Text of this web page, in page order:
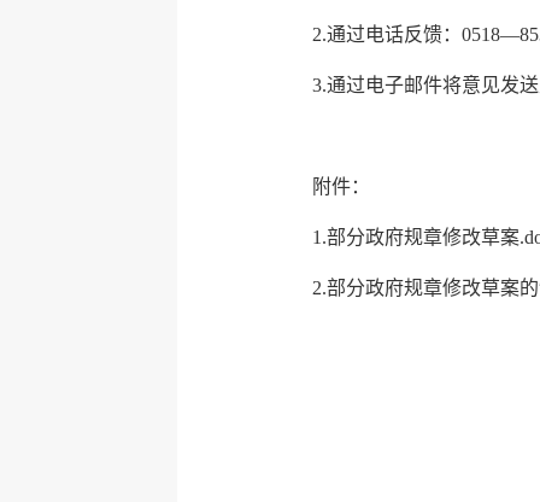
2.通过电话反馈：
3.通过电子邮件将意见发
附件：
1.部分政府规章修改草案
2.部分政府规章修改草案